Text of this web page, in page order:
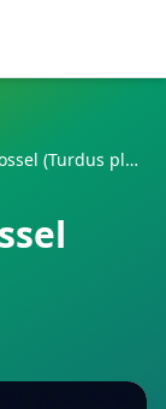
Bräunliche Bergdrossel (Turdus plebejus)